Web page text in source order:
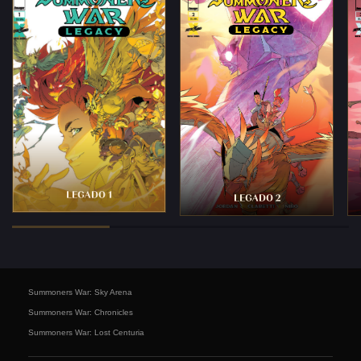
LEGADO 1 LEGADO 2
Summoners War: Sky Arena
Summoners War: Chronicles
Summoners War: Lost Centuria